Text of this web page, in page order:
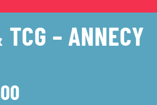
– ANNECY